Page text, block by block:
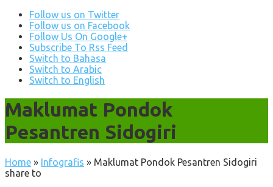
Follow us on Twitter
Follow us on Facebook
Follow Us On Google+
Subscribe To Rss Feed
Switch to Bahasa
Switch to Arabic
Switch to English
Maklumat Pondok
Pesantren Sidogiri
Home » Infografis » Maklumat Pondok Pesantren Sidogiri
share to